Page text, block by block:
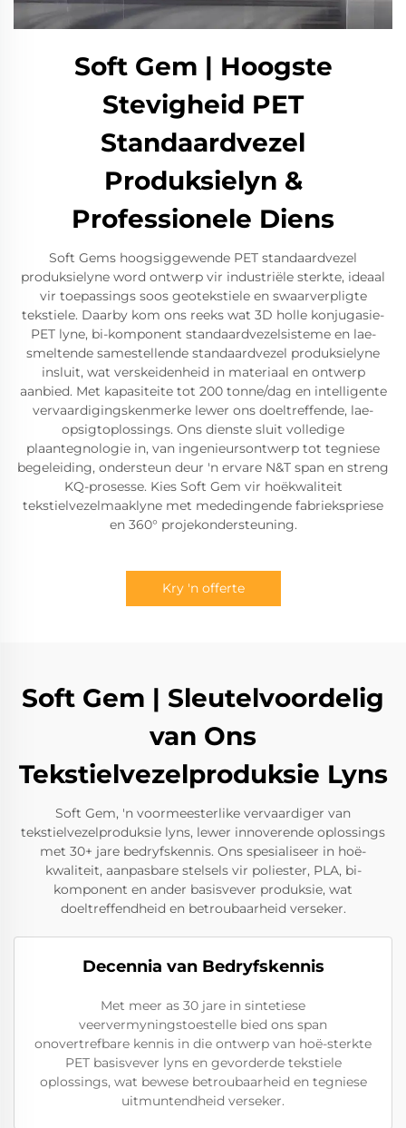
Soft Gem | Hoogste
Stevigheid PET
Standaardvezel
Produksielyn &
Professionele Diens
Soft Gems hoogsiggewende PET standaardvezel
produksielyne word ontwerp vir industriële sterkte, ideaal
vir toepassings soos geotekstiele en swaarverpligte
tekstiele. Daarby kom ons reeks wat 3D holle konjugasie-
PET lyne, bi-komponent standaardvezelsisteme en lae-
smeltende samestellende standaardvezel produksielyne
insluit, wat verskeidenheid in materiaal en ontwerp
aanbied. Met kapasiteite tot 200 tonne/dag en intelligente
vervaardigingskenmerke lewer ons doeltreffende, lae-
opsigtoplossings. Ons dienste sluit volledige
plaantegnologie in, van ingenieursontwerp tot tegniese
begeleiding, ondersteun deur 'n ervare N&T span en streng
KQ-prosesse. Kies Soft Gem vir hoëkwaliteit
tekstielvezelmaaklyne met mededingende fabriekspriese
en 360° projekondersteuning.
Kry 'n offerte
Soft Gem | Sleutelvoordelig
van Ons
Tekstielvezelproduksie Lyns
Soft Gem, 'n voormeesterlike vervaardiger van
tekstielvezelproduksie lyns, lewer innoverende oplossings
met 30+ jare bedryfskennis. Ons spesialiseer in hoë-
kwaliteit, aanpasbare stelsels vir poliester, PLA, bi-
komponent en ander basisvever produksie, wat
doeltreffendheid en betroubaarheid verseker.
Decennia van Bedryfskennis
Met meer as 30 jare in sintetiese
veervermyningstoestelle bied ons span
onovertrefbare kennis in die ontwerp van hoë-sterkte
PET basisvever lyns en gevorderde tekstiele
oplossings, wat bewese betroubaarheid en tegniese
uitmuntendheid verseker.